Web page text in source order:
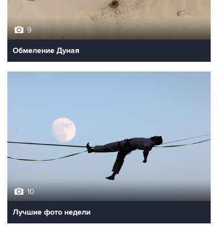
9
Обмеление Дуная
10
Лучшие фото недели